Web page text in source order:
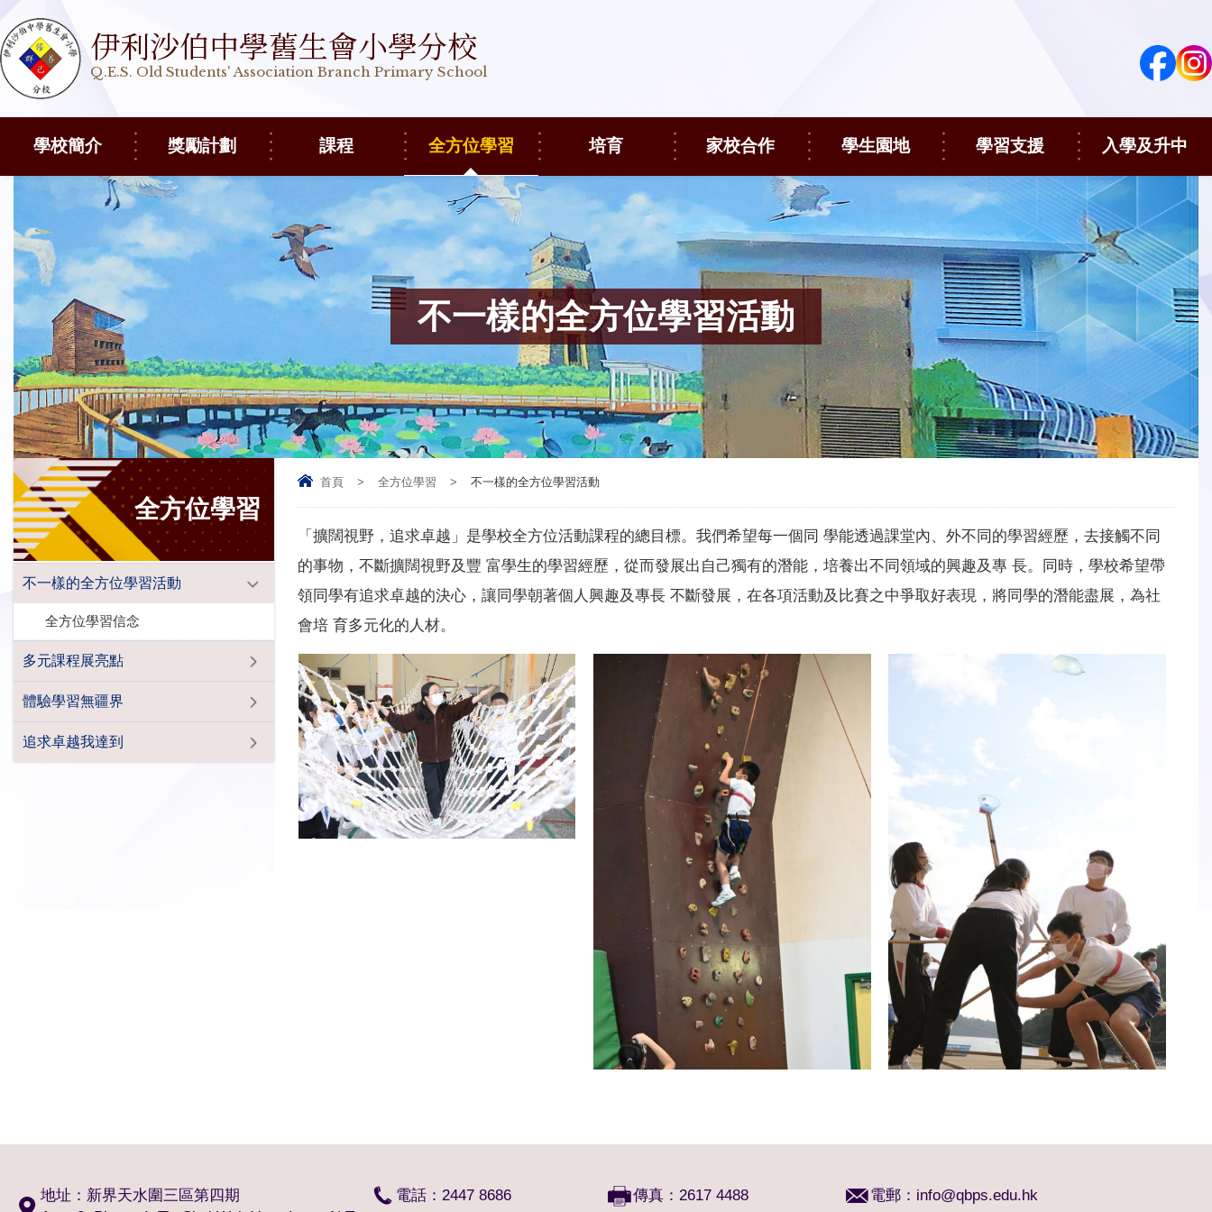
伊利沙伯中學舊生會小學分校
Q.E.S. Old Students' Association Branch Primary School
學校簡介 獎勵計劃 課程 全方位學習 培育 家校合作 學生園地 學習支援 入學及升中
不一樣的全方位學習活動
首頁 > 全方位學習 > 不一樣的全方位學習活動
「擴闊視野，追求卓越」是學校全方位活動課程的總目標。我們希望每一個同 學能透過課堂內、外不同的學習經歷，去接觸不同
的事物，不斷擴闊視野及豐 富學生的學習經歷，從而發展出自己獨有的潛能，培養出不同領域的興趣及專 長。同時，學校希望帶
領同學有追求卓越的決心，讓同學朝著個人興趣及專長 不斷發展，在各項活動及比賽之中爭取好表現，將同學的潛能盡展，為社
會培 育多元化的人材。
全方位學習
不一樣的全方位學習活動
全方位學習信念
多元課程展亮點
體驗學習無疆界
追求卓越我達到
地址：新界天水圍三區第四期
電話：2447 8686 傳真：2617 4488 電郵： info@qbps.edu.hk